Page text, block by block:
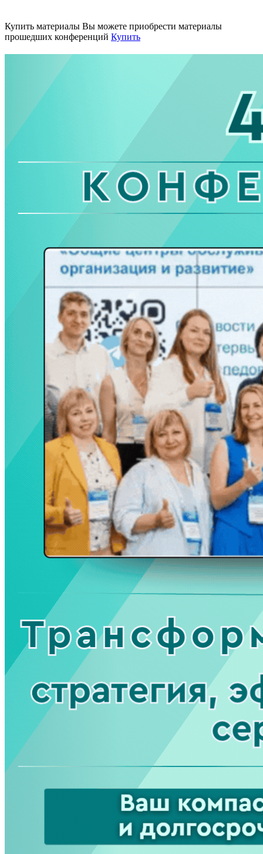
Купить материалы Вы можете приобрести материалы
прошедших конференций Купить